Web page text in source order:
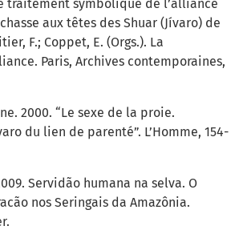
traitement symbolique de l’alliance
aux têtes des Shuar (Jívaro) de
F.; Coppet, E. (Orgs.). La
Paris, Archives contemporaines,
2000. “Le sexe de la proie.
du lien de parenté”. L’Homme, 154-
Servidão humana na selva. O
nos Seringais da Amazônia.